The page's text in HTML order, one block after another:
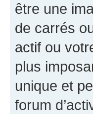
être une
de carrés
actif ou
plus
unique et
forum